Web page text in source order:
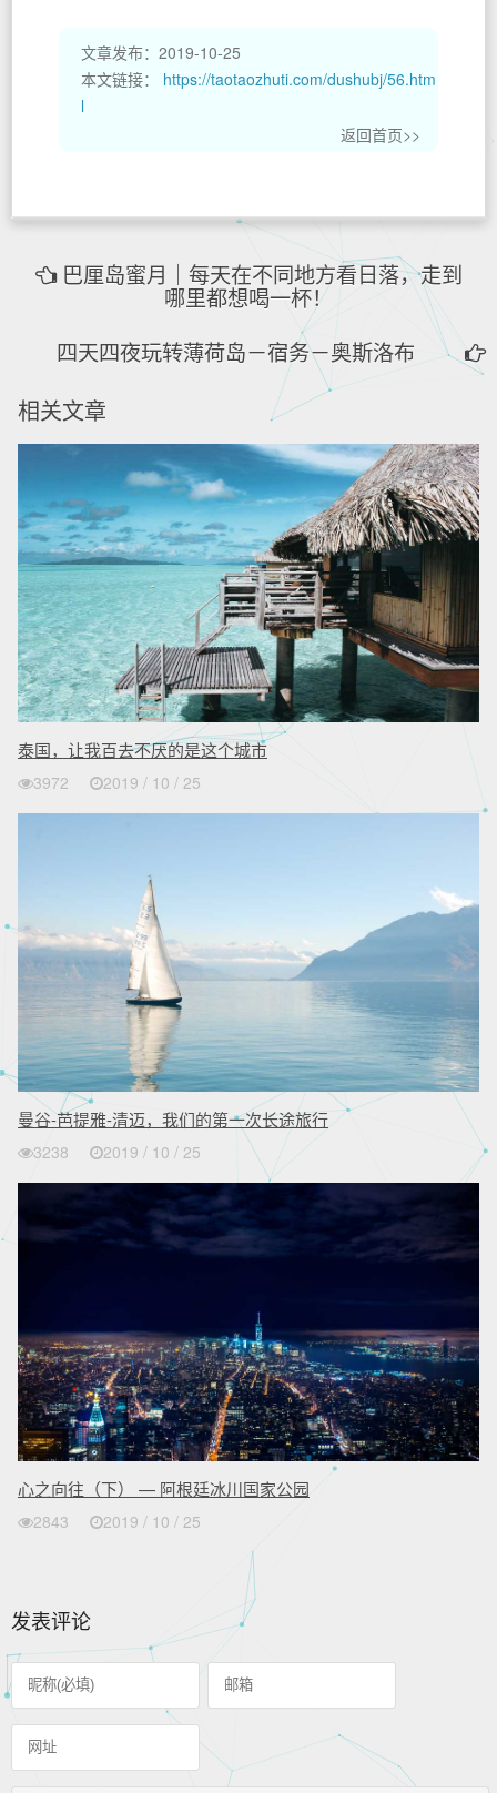
文章发布：2019-10-25
本文链接： https://taotaozhuti.com/dushubj/56.htm
l
返回首页>>
巴厘岛蜜月｜每天在不同地方看日落，走到
哪里都想喝一杯！
四天四夜玩转薄荷岛－宿务－奥斯洛布
相关文章
泰国，让我百去不厌的是这个城市
3972 2019 / 10 / 25
曼谷-芭提雅-清迈，我们的第一次长途旅行
3238 2019 / 10 / 25
心之向往（下） — 阿根廷冰川国家公园
2843 2019 / 10 / 25
发表评论